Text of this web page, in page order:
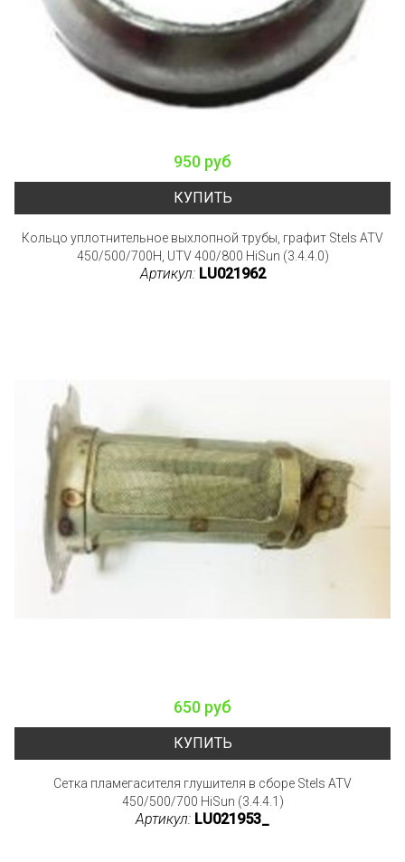
950 руб
КУПИТЬ
Кольцо уплотнительное выхлопной трубы, графит Stels ATV
450/500/700H, UTV 400/800 HiSun (3.4.4.0)
Артикул: LU021962
650 руб
КУПИТЬ
Сетка пламегасителя глушителя в сборе Stels ATV
450/500/700 HiSun (3.4.4.1)
Артикул: LU021953_